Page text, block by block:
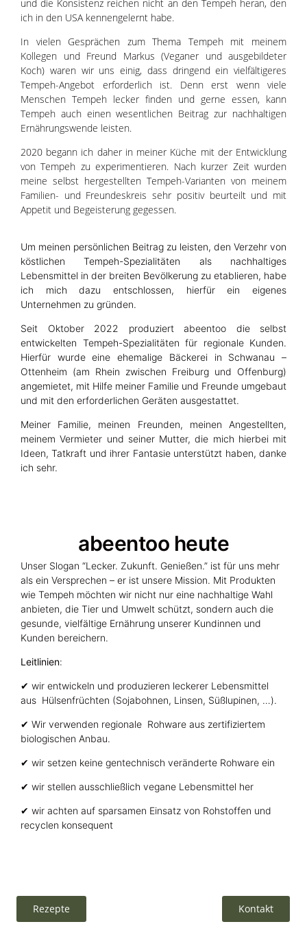
und die Konsistenz reichen nicht an den Tempeh heran, den
ich in den USA kennengelernt habe.
In vielen Gesprächen zum Thema Tempeh mit meinem
Kollegen und Freund Markus (Veganer und ausgebildeter
Koch) waren wir uns einig, dass dringend ein vielfältigeres
Tempeh-Angebot erforderlich ist. Denn erst wenn viele
Menschen Tempeh lecker finden und gerne essen, kann
Tempeh auch einen wesentlichen Beitrag zur nachhaltigen
Ernährungswende leisten.
2020 begann ich daher in meiner Küche mit der Entwicklung
von Tempeh zu experimentieren. Nach kurzer Zeit wurden
meine selbst hergestellten Tempeh-Varianten von meinem
Familien- und Freundeskreis sehr positiv beurteilt und mit
Appetit und Begeisterung gegessen.
Um meinen persönlichen Beitrag zu leisten, den Verzehr von
köstlichen Tempeh-Spezialitäten als nachhaltiges
Lebensmittel in der breiten Bevölkerung zu etablieren, habe
ich mich dazu entschlossen, hierfür ein eigenes
Unternehmen zu gründen.
Seit Oktober 2022 produziert abeentoo die selbst
entwickelten Tempeh-Spezialitäten für regionale Kunden.
Hierfür wurde eine ehemalige Bäckerei in Schwanau –
Ottenheim (am Rhein zwischen Freiburg und Offenburg)
angemietet, mit Hilfe meiner Familie und Freunde umgebaut
und mit den erforderlichen Geräten ausgestattet.
Meiner Familie, meinen Freunden, meinen Angestellten,
meinem Vermieter und seiner Mutter, die mich hierbei mit
Ideen, Tatkraft und ihrer Fantasie unterstützt haben, danke
ich sehr.
abeentoo heute
Unser Slogan “Lecker. Zukunft. Genießen.” ist für uns mehr
als ein Versprechen – er ist unsere Mission. Mit Produkten
wie Tempeh möchten wir nicht nur eine nachhaltige Wahl
anbieten, die Tier und Umwelt schützt, sondern auch die
gesunde, vielfältige Ernährung unserer Kundinnen und
Kunden bereichern.
Leitlinien:
✔ wir entwickeln und produzieren leckerer Lebensmittel
aus Hülsenfrüchten (Sojabohnen, Linsen, Süßlupinen, …).
✔ Wir verwenden regionale Rohware aus zertifiziertem
biologischen Anbau.
✔ wir setzen keine gentechnisch veränderte Rohware ein
✔ wir stellen ausschließlich vegane Lebensmittel her
✔ wir achten auf sparsamen Einsatz von Rohstoffen und
recyclen konsequent
Rezepte Kontakt